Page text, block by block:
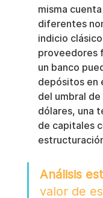
misma
diferentes
indicio
proveedores
un banco
depósitos en
del umbral
dólares, una
de capitales
Análisis
valor de